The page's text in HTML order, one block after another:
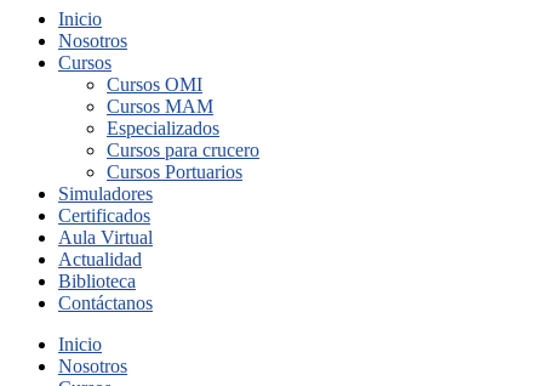
Inicio
Nosotros
Cursos
Cursos OMI
Cursos MAM
Especializados
Cursos para crucero
Cursos Portuarios
Simuladores
Certificados
Aula Virtual
Actualidad
Biblioteca
Contáctanos
Inicio
Nosotros